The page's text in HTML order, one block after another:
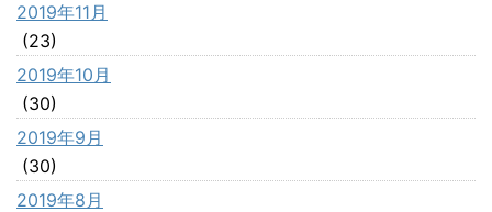
2019年11月
(23)
2019年10月
(30)
2019年9月
(30)
2019年8月